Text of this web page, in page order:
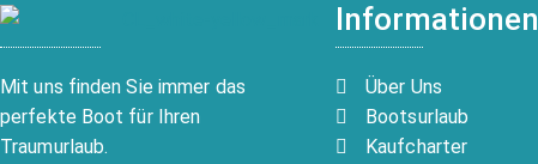
Mit uns finden Sie immer das
perfekte Boot für Ihren
Traumurlaub.
Informationen
Über Uns
Bootsurlaub
Kaufcharter